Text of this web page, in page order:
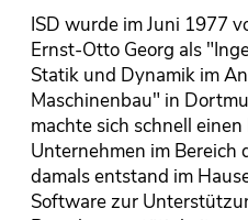
ISD wurde im Juni 1977
Ernst-Otto Georg als
Statik und Dynamik im
Maschinenbau" in
machte sich schnell
Unternehmen im Bereich
damals entstand im
Software zur